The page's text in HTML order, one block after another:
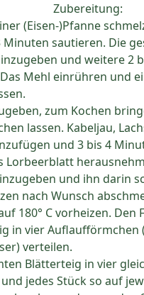
Zubereitung:
(Eisen-)Pfanne
Minuten sautieren. Die
und weitere 2
Mehl einrühren und
zum Kochen
lassen. Kabeljau,
und 3 bis 4
Lorbeerblatt
und ihn darin
nach Wunsch
180° C vorheizen. Den
in vier Auflaufförmchen
verteilen.
Blätterteig in vier
jedes Stück so auf